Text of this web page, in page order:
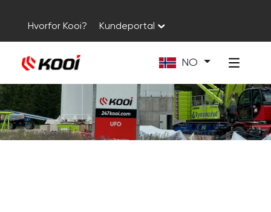
Hvorfor Kooi? Kundeportal
NO